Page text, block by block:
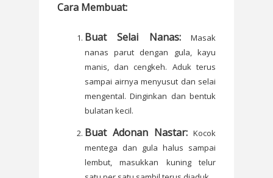
Cara Membuat:
Buat Selai Nanas:Masak
nanas parut dengan gula, kayu
manis, dan cengkeh. Aduk terus
sampai airnya menyusut dan selai
mengental. Dinginkan dan bentuk
bulatan kecil.
Buat Adonan Nastar:Kocok
mentega dan gula halus sampai
lembut, masukkan kuning telur